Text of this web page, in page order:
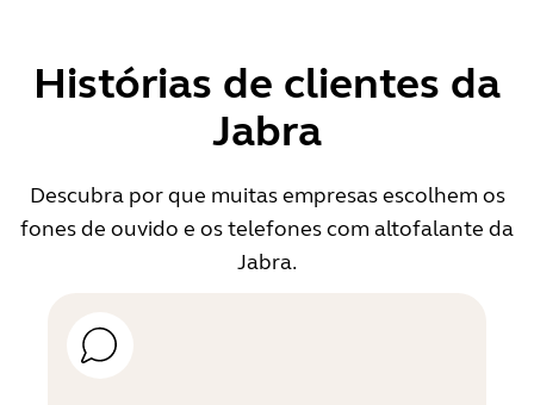
Histórias de clientes da
Jabra
Descubra por que muitas empresas escolhem os
fones de ouvido e os telefones com altofalante da
Jabra.